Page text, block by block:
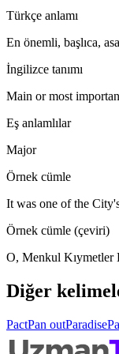
Türkçe anlamı
En önemli, başlıca,
İngilizce tanımı
Main or most
Eş anlamlılar
Major
Örnek cümle
It was one of the
Örnek cümle (çeviri)
O, Menkul Kıymetler
Diğer
PactPan outParadise